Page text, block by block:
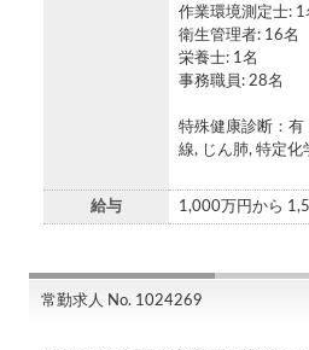
作業環境測定士: 1
衛生管理者: 16名
栄養士: 1名
事務職員: 28名
特殊健康診断：有
線, じん肺, 特定化
給与 1,000万円から
常勤求人 No. 1024269